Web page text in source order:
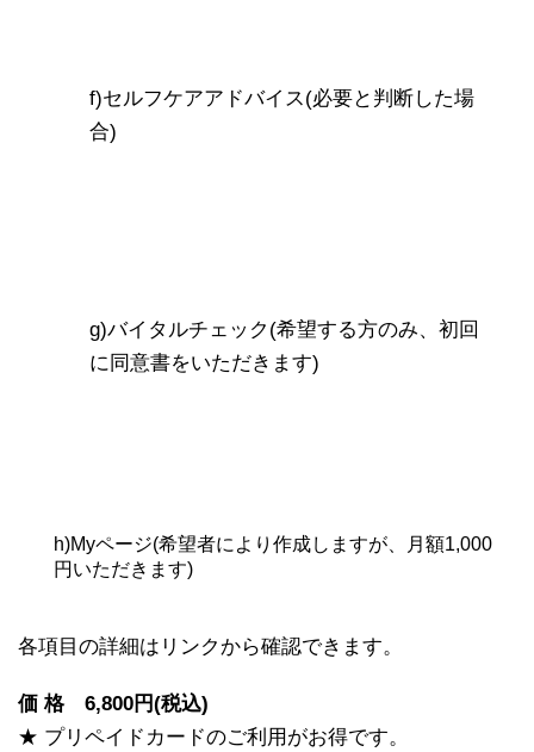
f)セルフケアアドバイス(必要と判断した場
合)
g)バイタルチェック(希望する方のみ、初回
に同意書をいただきます)
h)Myページ(希望者により作成しますが、月額1,000
円いただきます)
各項目の詳細はリンクから確認できます。
価 格 6,800円(税込)
★ プリペイドカードのご利用がお得です。